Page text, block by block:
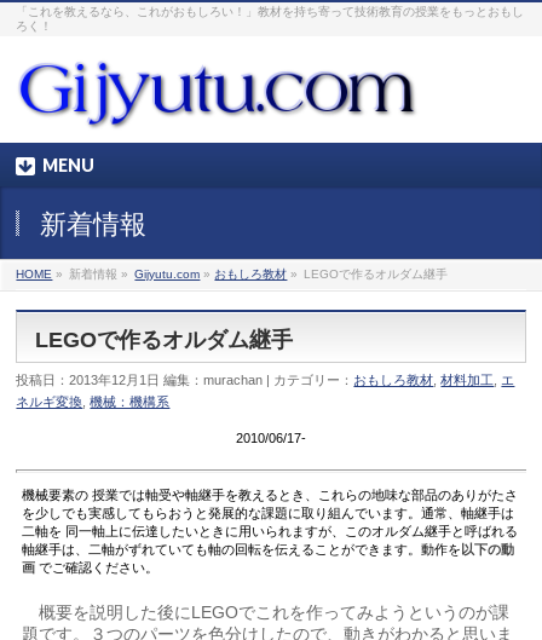
「これを教えるなら、これがおもしろい！」教材を持ち寄って技術教育の授業をもっとおもし
ろく！
MENU
新着情報
HOME » 新着情報 » Gijyutu.com » おもしろ教材 » LEGOで作るオルダム継手
LEGOで作るオルダム継手
投稿日：2013年12月1日 編集：murachan | カテゴリー： おもしろ教材 ,材料加工
エ
ネルギ変換 ,機械：機構系
2010/06/17-
機械要素の 授業では軸受や軸継手を教えるとき、これらの地味な部品のありがたさ
を少しでも実感してもらおうと発展的な課題に取り組んでいます。通常、軸継手は
二軸を 同一軸上に伝達したいときに用いられますが、このオルダム継手と呼ばれる
軸継手は、二軸がずれていても軸の回転を伝えることができます。動作を 以下の動
画 でご確認ください。
概要を説明した後にLEGOでこれを作ってみようというのが課
題です。３つのパーツを色分けしたので、動きがわかると思いま